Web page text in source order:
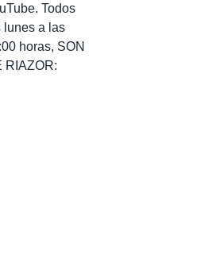
Todos
lunes a las
horas, SON
RIAZOR: